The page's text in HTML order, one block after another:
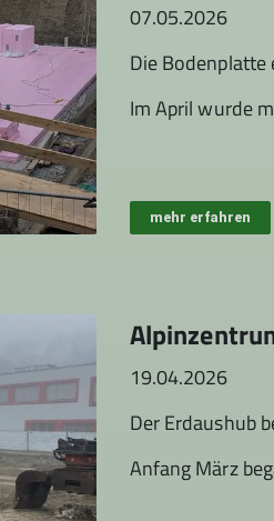
07.05.2026
Die Bodenplatte
Im April wurde
mehr erfahren
19.04.2026
Der Erdaushub
Anfang März